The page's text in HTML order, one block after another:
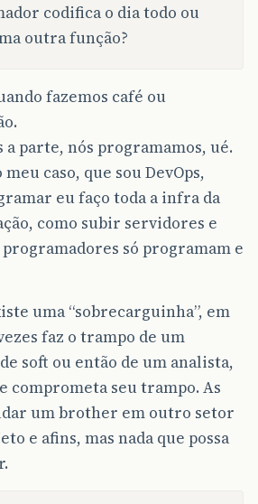
codifica o dia todo ou
outra função?
fazemos café ou
parte, nós programamos, ué.
caso, que sou DevOps,
eu faço toda a infra da
como subir servidores e
programadores só programam e
uma “sobrecarguinha”, em
faz o trampo de um
soft ou então de um analista,
comprometa seu trampo. As
um brother em outro setor
e afins, mas nada que possa